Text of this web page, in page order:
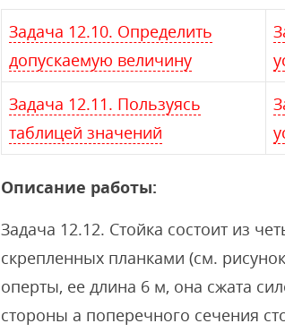
Задача 12.10. Определить
допускаемую величину
Задача 12.11. Пользуясь
таблицей значений
Описание работы:
Задача 12.12. Стойка состоит из
скрепленных планками (см.
оперты, ее длина 6 м, она сжата
стороны а поперечного сечения